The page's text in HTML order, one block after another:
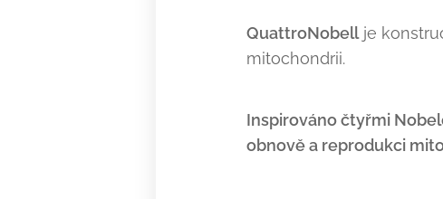
QuattroNobellje
mitochondrii.
Inspirováno čtyřmi
obnově a reprodukci